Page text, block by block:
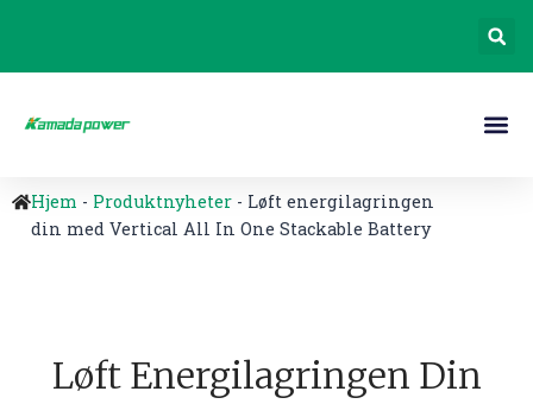
Hjem - Produktnyheter - Løft energilagringen
din med Vertical All In One Stackable Battery
Løft Energilagringen Din